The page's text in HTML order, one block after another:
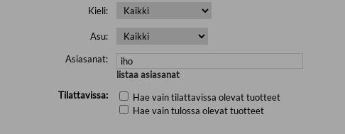
Kieli:
Asu:
Asiasanat:
listaa asiasanat
Tilattavissa:
Hae vain tilattavissa olevat tuotteet
Hae vain tulossa olevat tuotteet